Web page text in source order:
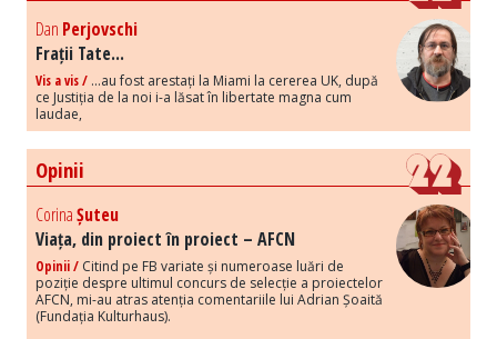
Dan Perjovschi
Frații Tate...
Vis a vis / ...au fost arestați la Miami la cererea UK, după
ce Justiția de la noi i-a lăsat în libertate magna cum
laudae,
Opinii
CorinaȘuteu
Viața, din proiect în proiect – AFCN
Opinii / Citind pe FB variate și numeroase luări de
poziție despre ultimul concurs de selecție a proiectelor
AFCN, mi-au atras atenția comentariile lui Adrian Șoaită
(Fundația Kulturhaus).